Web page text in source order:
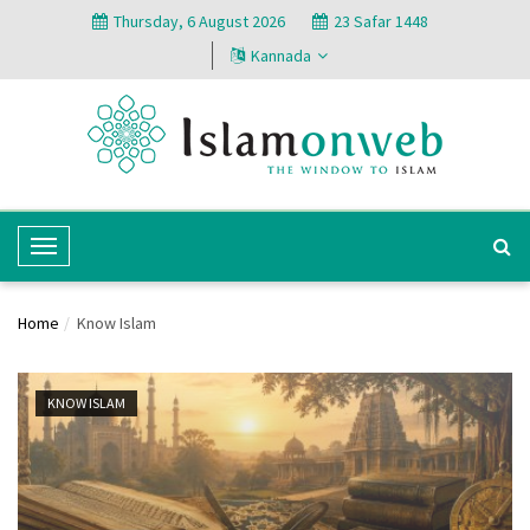
Thursday, 6 August 2026
23 Safar 1448
Kannada
T
o
g
e
N
a
v
i
Home Know Islam
KNOW ISLAM